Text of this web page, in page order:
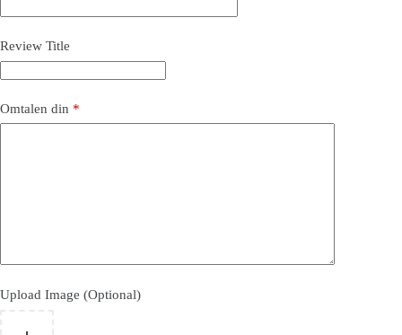
Review Title
Omtalen din *
Upload Image (Optional)